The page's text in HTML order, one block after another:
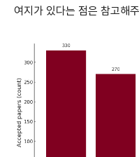
여지가 있다는 점은 참고해